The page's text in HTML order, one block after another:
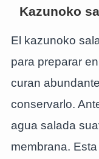
Kazunoko
El kazunoko
para preparar
curan
conservarlo.
agua salada
membrana.